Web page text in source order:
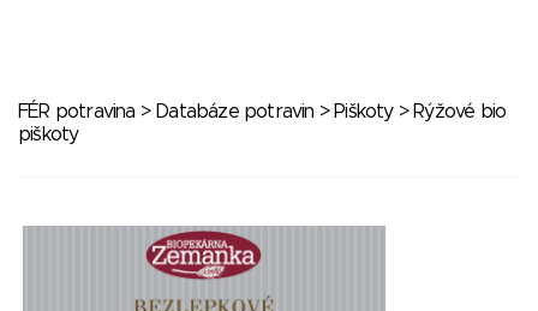
FÉR potravina > Databáze potravin > Piškoty> Rýžové bio
piškoty